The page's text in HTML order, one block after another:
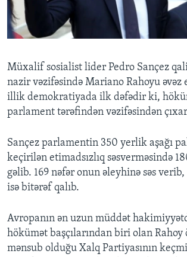
BIZI IZLƏYIN
Dillər
Müxalif sosialist lider Pedro Sançez
nazir vəzifəsində Mariano Rahoyu əvəz
illik demokratiyada ilk dəfədir ki,
parlament tərəfindən vəzifəsindən
Sançez parlamentin 350 yerlik aşağı
keçirilən etimadsızlıq səsverməsində
gəlib. 169 nəfər onun əleyhinə səs
isə bitərəf qalıb.
Avropanın ən uzun müddət
hökümət başçılarından biri olan Rahoy
mənsub olduğu Xalq Partiyasının